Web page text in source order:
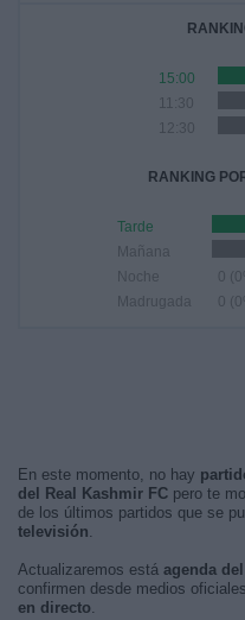
15:00
11:30
12:30
RANKING
Tarde
Mañana
Noche
0
Madrugada
0
En este momento, no hay
del Real Kashmir FC pero te
de los últimos partidos que se
televisión.
Actualizaremos está agenda
confirmen desde medios
en directo.